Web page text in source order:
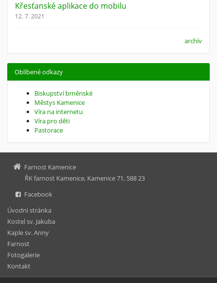
Křesťanské aplikace do mobilu
12. 7. 2021
archív
Oblíbené odkazy
Biskupství brněnské
Městys Kamenice
Víra na internetu
Víra pro děti
Pastorace
Farnost Kamenice
ŘK farnost Kamenice, Kamenice 71, 588 23
Facebook
Úvodní stránka
Kostel sv. Jakuba
Kaple sv. Anny
Farnost
Fotogalerie
Kontakt